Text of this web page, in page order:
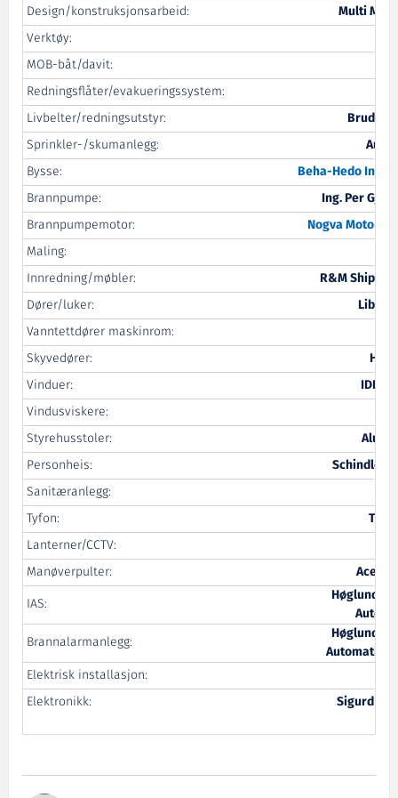
Design/konstruksjonsarbeid:
Multi
Verktøy:
MOB-båt/davit:
Redningsflåter/evakueringssystem:
Livbelter/redningsutstyr:
Brude
Sprinkler-/skumanlegg:
Bysse:
Beha-Hedo
Brannpumpe:
Ing. Per
Brannpumpemotor:
Nogva
Maling:
Innredning/møbler:
R&M Ship
Dører/luker:
Libra-
Vanntettdører maskinrom:
Skyvedører:
Vinduer:
IDE
Vindusviskere:
Styrehusstoler:
Alu
Personheis:
Schindler-
Sanitæranlegg:
Tyfon:
Lanterner/CCTV:
Manøverpulter:
Acel/
IAS:
Høglund
Brannalarmanlegg:
Høglund
Elektrisk installasjon:
Elektronikk:
Sigurd